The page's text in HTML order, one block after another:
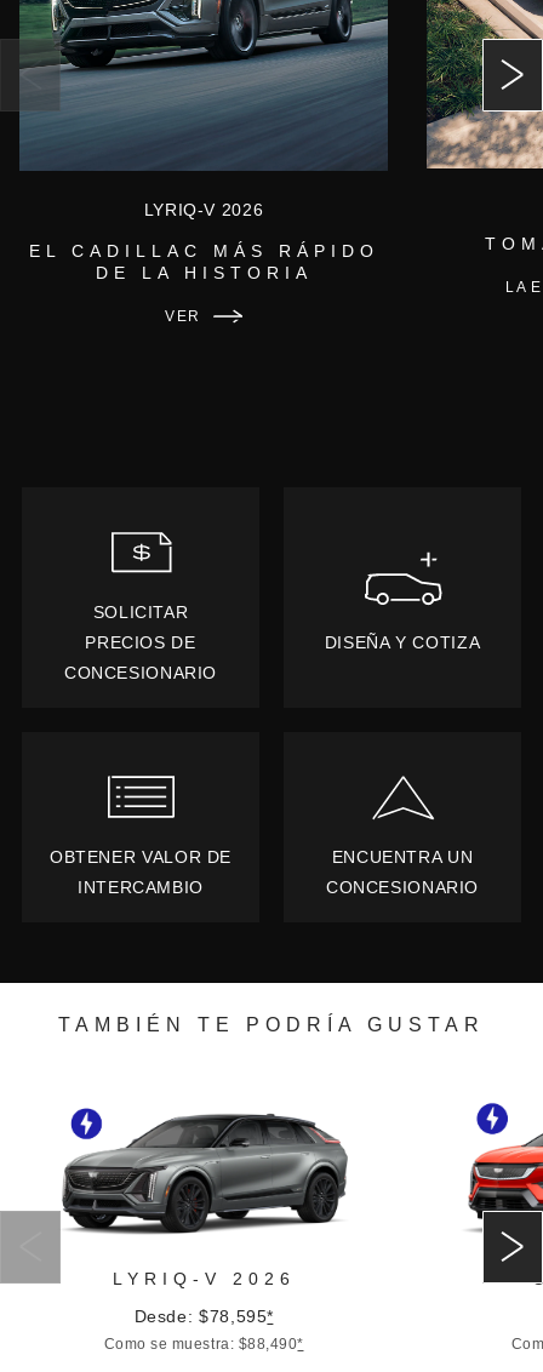
LYRIQ-V 2026
EL CADILLAC MÁS RÁPIDO
DE LA HISTORIA
VER
LA
SOLICITAR
PRECIOS DE
CONCESIONARIO
DISEÑA Y COTIZA
OBTENER VALOR DE
INTERCAMBIO
ENCUENTRA UN
CONCESIONARIO
TAMBIÉN TE PODRÍA GUSTAR
LYRIQ-V 2026
Desde: $78,595*
Como se muestra: $88,490*